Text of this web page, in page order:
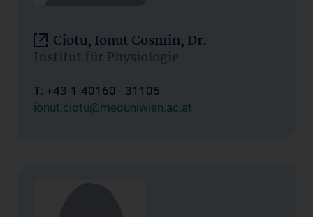
Ciotu, Ionut Cosmin, Dr.
Institut für Physiologie
T: +43-1-40160 - 31105
ionut.ciotu@meduniwien.ac.at